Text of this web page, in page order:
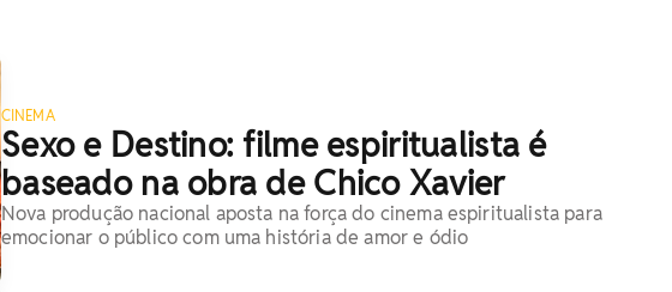
CINEMA
Sexo e Destino: filme espiritualista é
baseado na obra de Chico Xavier
Nova produção nacional aposta na força do cinema espiritualista para
emocionar o público com uma história de amor e ódio